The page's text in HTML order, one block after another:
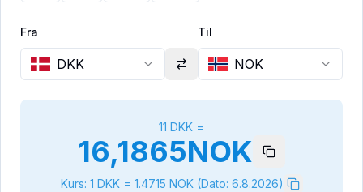
Fra
DKK
Til
NOK
11 DKK =
16,1865NOK
Kurs: 1 DKK= 1.4715 NOK(Dato: 6.8.2026)